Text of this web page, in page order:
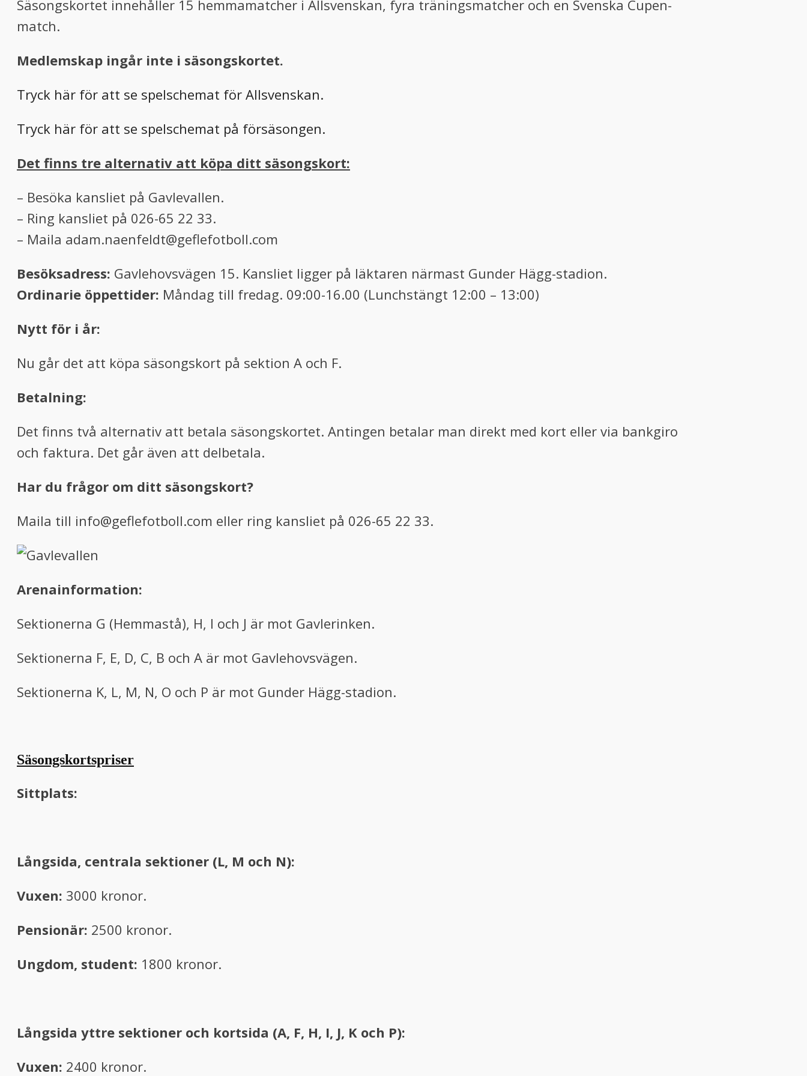
Säsongskortet innehåller 15 hemmamatcher i Allsvenskan, fyra träningsmatcher och en Svenska Cupen-
match.
Medlemskap ingår inte i säsongskortet.
Tryck här för att se spelschemat för Allsvenskan.
Tryck här för att se spelschemat på försäsongen.
Det finns tre alternativ att köpa ditt säsongskort:
– Besöka kansliet på Gavlevallen.
– Ring kansliet på 026-65 22 33.
– Maila adam.naenfeldt@geflefotboll.com
Besöksadress: Gavlehovsvägen 15. Kansliet ligger på läktaren närmast Gunder Hägg-stadion.
Ordinarie öppettider: Måndag till fredag. 09:00-16.00 (Lunchstängt 12:00 – 13:00)
Nytt för i år:
Nu går det att köpa säsongskort på sektion A och F.
Betalning:
Det finns två alternativ att betala säsongskortet. Antingen betalar man direkt med kort eller via bankgiro
och faktura. Det går även att delbetala.
Har du frågor om ditt säsongskort?
Maila till info@geflefotboll.com eller ring kansliet på 026-65 22 33.
Arenainformation:
Sektionerna G (Hemmastå), H, I och J är mot Gavlerinken.
Sektionerna F, E, D, C, B och A är mot Gavlehovsvägen.
Sektionerna K, L, M, N, O och P är mot Gunder Hägg-stadion.
Säsongskortspriser
Sittplats:
Långsida, centrala sektioner (L, M och N):
Vuxen: 3000 kronor.
Pensionär: 2500 kronor.
Ungdom, student: 1800 kronor.
Långsida yttre sektioner och kortsida (A, F, H, I, J, K och P):
Vuxen: 2400 kronor.